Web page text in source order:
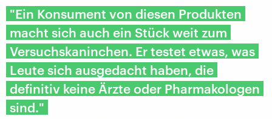
"Ein Konsument von diesen Produkten
macht sich auch ein Stück weit zum
Versuchskaninchen. Er testet etwas, was
Leute sich ausgedacht haben, die
definitiv keine Ärzte oder Pharmakologen
sind."